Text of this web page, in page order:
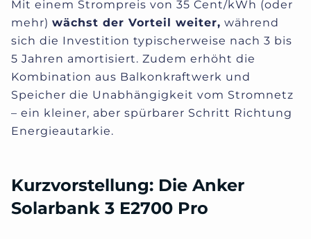
Mit einem Strompreis von 35 Cent/kWh (oder
mehr) wächst der Vorteil weiter, während
sich die Investition typischerweise nach 3 bis
5 Jahren amortisiert. Zudem erhöht die
Kombination aus Balkonkraftwerk und
Speicher die Unabhängigkeit vom Stromnetz
– ein kleiner, aber spürbarer Schritt Richtung
Energieautarkie.
Kurzvorstellung: Die Anker
Solarbank 3 E2700 Pro